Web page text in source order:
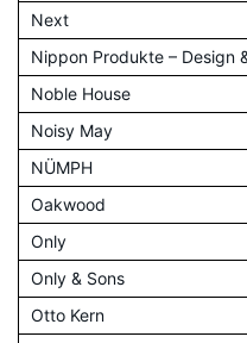
Next
Nippon Produkte – Design
Noble House
Noisy May
NÜMPH
Oakwood
Only
Only & Sons
Otto Kern